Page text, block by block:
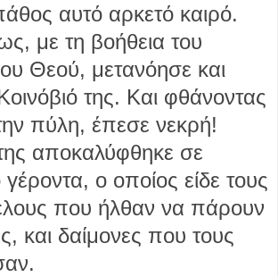
αυτό αρκετό καιρό.
με τη βοήθεια του
Θεού, μετανόησε και
της. Και φθάνοντας
πύλη, έπεσε νεκρή!
αποκαλύφθηκε σε
ο οποίος είδε τους
που ήλθαν να πάρουν
και δαίμονες που τους